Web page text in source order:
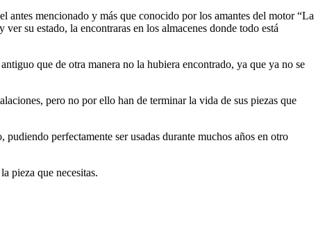
mencionado y más que conocido por los amantes del motor “La
su estado, la encontraras en los almacenes donde todo está
que de otra manera no la hubiera encontrado, ya que ya no se
pero no por ello han de terminar la vida de sus piezas que
perfectamente ser usadas durante muchos años en otro
pieza que necesitas.